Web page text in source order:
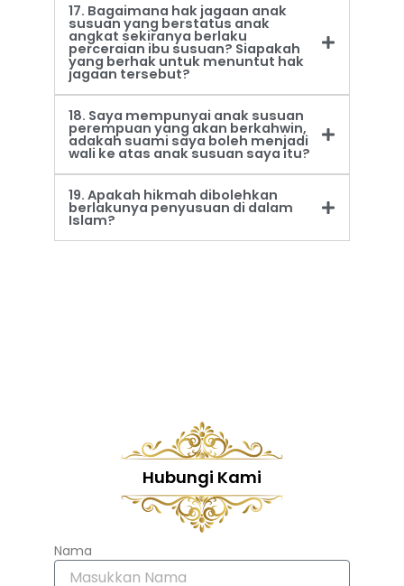
17. Bagaimana hak jagaan anak
susuan yang berstatus anak
angkat sekiranya berlaku
perceraian ibu susuan? Siapakah
yang berhak untuk menuntut hak
jagaan tersebut?
18. Saya mempunyai anak susuan
perempuan yang akan berkahwin,
adakah suami saya boleh menjadi
wali ke atas anak susuan saya itu?
19. Apakah hikmah dibolehkan
berlakunya penyusuan di dalam
Islam?
Hubungi Kami
Nama